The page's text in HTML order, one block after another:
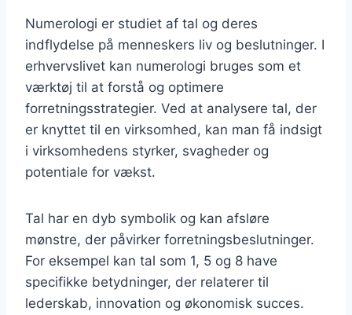
Numerologi er studiet af tal og deres
indflydelse på menneskers liv og beslutninger. I
erhvervslivet kan numerologi bruges som et
værktøj til at forstå og optimere
forretningsstrategier. Ved at analysere tal, der
er knyttet til en virksomhed, kan man få indsigt
i virksomhedens styrker, svagheder og
potentiale for vækst.
Tal har en dyb symbolik og kan afsløre
mønstre, der påvirker forretningsbeslutninger.
For eksempel kan tal som 1, 5 og 8 have
specifikke betydninger, der relaterer til
lederskab, innovation og økonomisk succes.